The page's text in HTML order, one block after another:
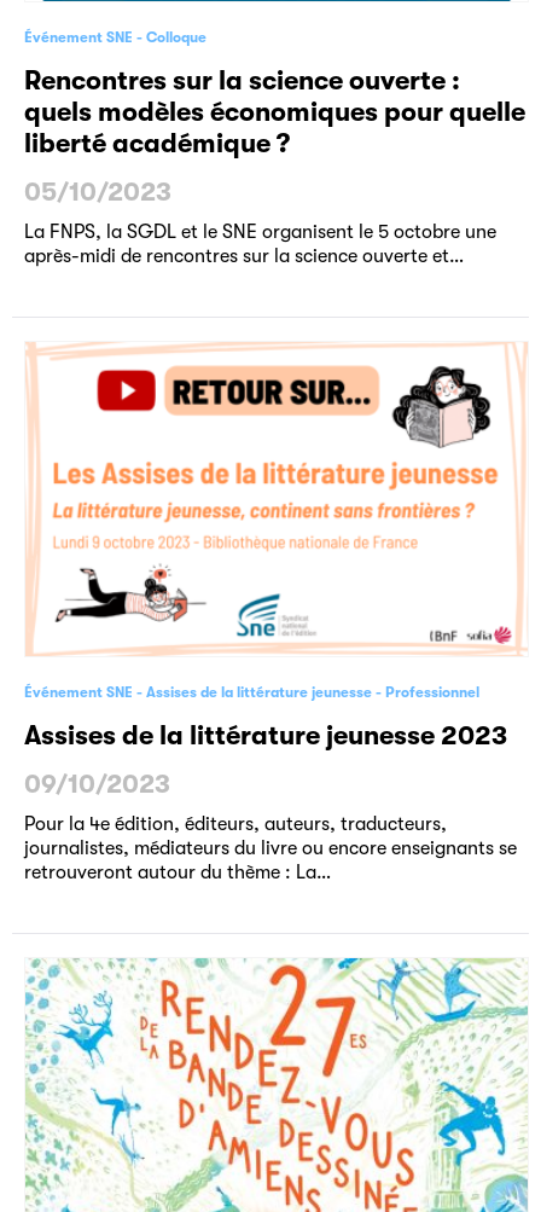
Événement SNE Colloque
Rencontres sur la science ouverte :
quels modèles économiques pour quelle
liberté académique ?
05/10/2023
La FNPS, la SGDL et le SNE organisent le 5 octobre une
après-midi de rencontres sur la science ouverte et…
Événement SNE Assises de la littérature jeunesse Professionnel
Assises de la littérature jeunesse 2023
09/10/2023
Pour la 4e édition, éditeurs, auteurs, traducteurs,
journalistes, médiateurs du livre ou encore enseignants se
retrouveront autour du thème : La…